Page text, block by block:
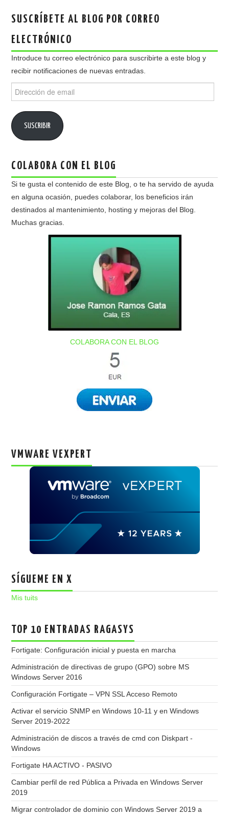
SUSCRÍBETE AL BLOG POR CORREO
ELECTRÓNICO
Introduce tu correo electrónico para suscribirte a este blog y
recibir notificaciones de nuevas entradas.
de
SUSCRIBIR
COLABORA CON EL BLOG
Si te gusta el contenido de este Blog, o te ha servido de ayuda
en alguna ocasión, puedes colaborar, los beneficios irán
destinados al mantenimiento, hosting y mejoras del Blog.
Muchas gracias.
COLABORA CON EL BLOG
VMWARE VEXPERT
SÍGUEME EN X
Mis tuits
TOP 10 ENTRADAS RAGASYS
Fortigate: Configuración inicial y puesta en marcha
Administración de directivas de grupo (GPO) sobre MS
Windows Server 2016
Configuración Fortigate – VPN SSL Acceso Remoto
Activar el servicio SNMP en Windows 10-11 y en Windows
Server 2019-2022
Administración de discos a través de cmd con Diskpart -
Windows
Fortigate HA ACTIVO - PASIVO
Cambiar perfil de red Pública a Privada en Windows Server
2019
Migrar controlador de dominio con Windows Server 2019 a